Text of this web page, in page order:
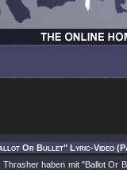
Or Bullet" Lyric-Video
Thrasher haben mit "Ballot Or